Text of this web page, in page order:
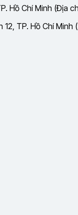
Hồ Chí Minh (Địa
12, TP. Hồ Chí Minh